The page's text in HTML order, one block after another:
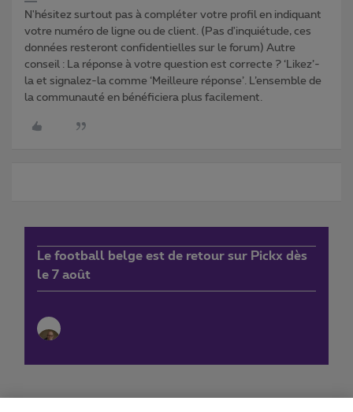
N'hésitez surtout pas à compléter votre profil en indiquant
votre numéro de ligne ou de client. (Pas d'inquiétude, ces
données resteront confidentielles sur le forum) Autre
conseil : La réponse à votre question est correcte ? ‘Likez’-
la et signalez-la comme ‘Meilleure réponse’. L’ensemble de
la communauté en bénéficiera plus facilement.
Le football belge est de retour sur Pickx dès
le 7 août